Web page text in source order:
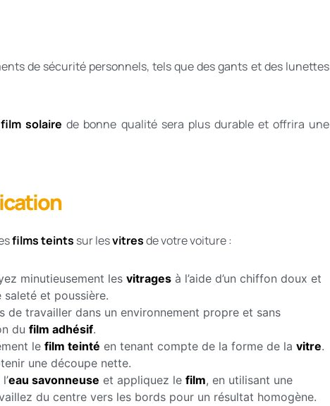
de sécurité personnels, tels que des gants et des lunettes
film solaire de bonne qualité sera plus durable et offrira une
films teints sur lesvitresde votre voiture :
minutieusement les vitrages à l’aide d’un chiffon doux et
et poussière.
de travailler dans un environnement propre et sans
du film adhésif.
le film teinté en tenant compte de la forme de la vitre.
une découpe nette.
eau savonneuse et appliquez le film, en utilisant une
du centre vers les bords pour un résultat homogène.